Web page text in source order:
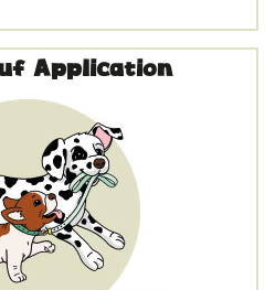
Application